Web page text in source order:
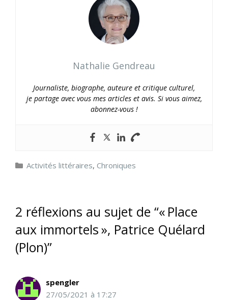
Nathalie Gendreau
Journaliste, biographe, auteure et critique culturel,
je partage avec vous mes articles et avis. Si vous aimez,
abonnez-vous !
Catégories
Activités littéraires, Chroniques
2 réflexions au sujet de “« Place
aux immortels », Patrice Quélard
(Plon)”
spengler
27/05/2021 à 17:27